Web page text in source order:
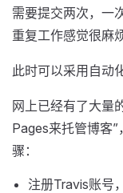
需要提交两次，一
重复工作感觉很麻烦
此时可以采用自动
网上已经有了大量
Pages来托管博客
骤：
注册Travis账号